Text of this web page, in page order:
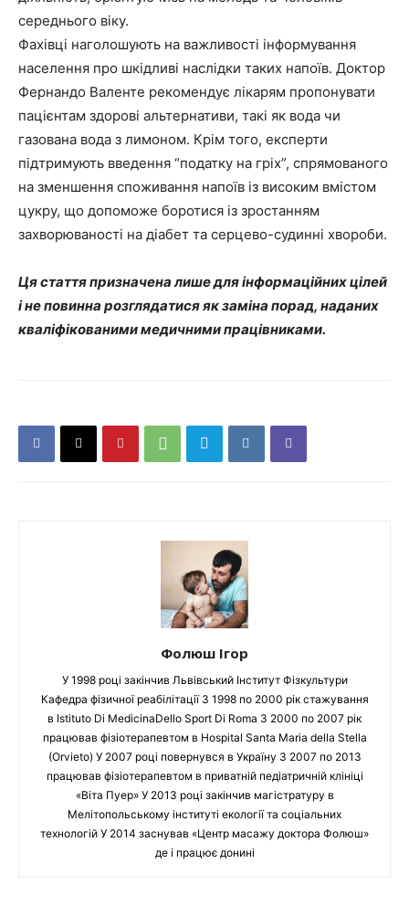
середнього віку.
Фахівці наголошують на важливості інформування
населення про шкідливі наслідки таких напоїв. Доктор
Фернандо Валенте рекомендує лікарям пропонувати
пацієнтам здорові альтернативи, такі як вода чи
газована вода з лимоном. Крім того, експерти
підтримують введення “податку на гріх”, спрямованого
на зменшення споживання напоїв із високим вмістом
цукру, що допоможе боротися із зростанням
захворюваності на діабет та серцево-судинні хвороби.
Ця стаття призначена лише для інформаційних цілей
і не повинна розглядатися як заміна порад, наданих
кваліфікованими медичними працівниками.
Фолюш Ігор
У 1998 році закінчив Львівський Інститут Фізкультури
Кафедра фізичної реабілітації З 1998 по 2000 рік стажування
в Istituto Di MedicinaDello Sport Di Roma З 2000 по 2007 рік
працював фізіотерапевтом в Hospital Santa Maria della Stella
(Orvieto) У 2007 році повернувся в Україну З 2007 по 2013
працював фізіотерапевтом в приватній педіатричній клініці
«Віта Пуер» У 2013 році закінчив магістратуру в
Мелітопольському інституті екології та соціальних
технологій У 2014 заснував «Центр масажу доктора Фолюш»
де і працює донині